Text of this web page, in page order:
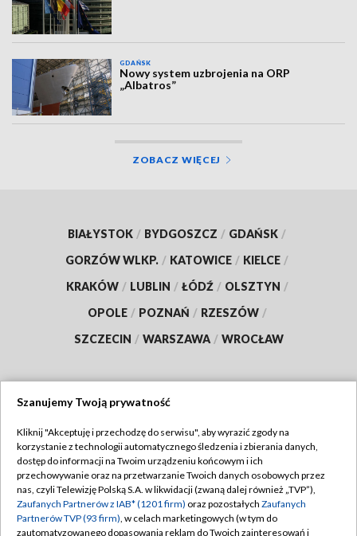
GDAŃSK
Nowy system uzbrojenia na ORP
„Albatros”
ZOBACZ WIĘCEJ
BIAŁYSTOK / BYDGOSZCZ / GDAŃSK /
GORZÓW WLKP. / KATOWICE / KIELCE /
KRAKÓW / LUBLIN / ŁÓDŹ / OLSZTYN /
OPOLE / POZNAŃ / RZESZÓW /
SZCZECIN / WARSZAWA / WROCŁAW
TVP
Abonament TVP
Emisja w TVP
Centrum informacji TVP
Regulamin TVP
Polityka prywatności
Moje zgody
Szanujemy Twoją prywatność
Kliknij "Akceptuję i przechodzę do serwisu", aby wyrazić zgody na
korzystanie z technologii automatycznego śledzenia i zbierania danych,
dostęp do informacji na Twoim urządzeniu końcowym i ich
przechowywanie oraz na przetwarzanie Twoich danych osobowych przez
nas, czyli Telewizję Polską S.A. w likwidacji (zwaną dalej również „TVP”),
Zaufanych Partnerów z IAB* (1201 firm) oraz pozostałych Zaufanych
Partnerów TVP (93 firm), w celach marketingowych (w tym do
zautomatyzowanego dopasowania reklam do Twoich zainteresowań i